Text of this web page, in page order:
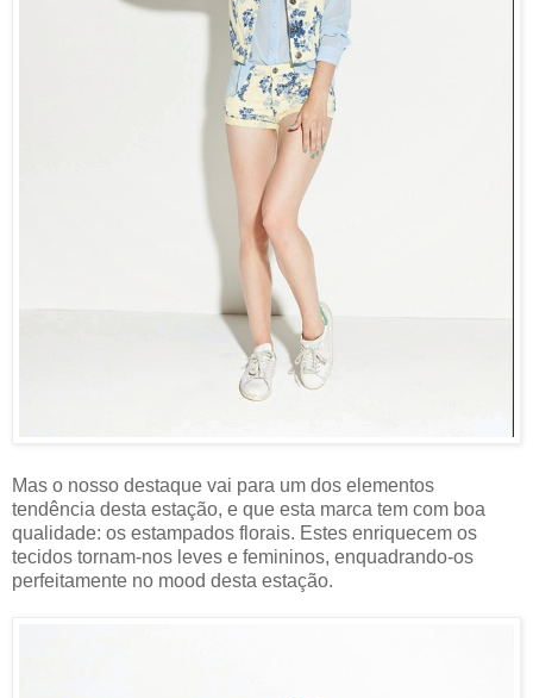
Mas o nosso destaque vai para um dos elementos
tendência desta estação, e que esta marca tem com boa
qualidade: os estampados florais. Estes enriquecem os
tecidos tornam-nos leves e femininos, enquadrando-os
perfeitamente no mood desta estação.